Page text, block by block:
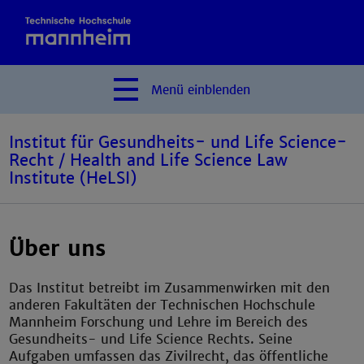
Menü einblenden
Institut für Gesundheits- und Life Science-
Recht / Health and Life Science Law
Institute (HeLSI)
Über uns
Das Institut betreibt im Zusammenwirken mit den
anderen Fakultäten der Technischen Hochschule
Mannheim Forschung und Lehre im Bereich des
Gesundheits- und Life Science Rechts. Seine
Aufgaben umfassen das Zivilrecht, das öffentliche